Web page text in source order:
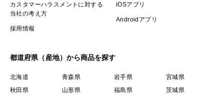
カスタマーハラスメントに対する
当社の考え方
採用情報
iOSアプリ
Androidアプリ
都道府県（産地）から商品を探す
北海道 青森県 岩手県
宮城県
秋田県
山形県 福島県
茨城県